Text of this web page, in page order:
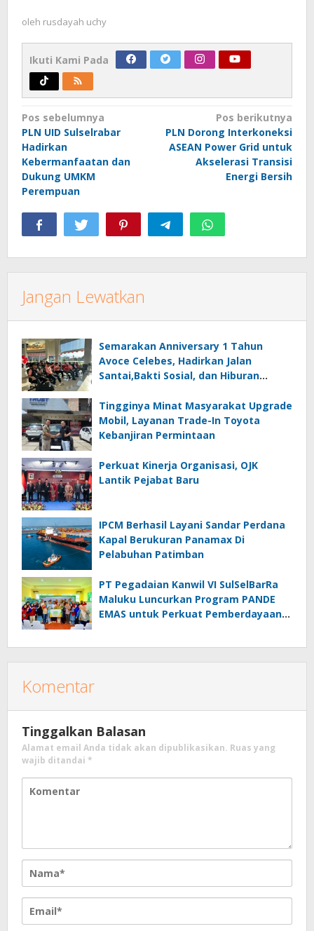
oleh rusdayah uchy
Ikuti Kami Pada
Navigasi
pos
Pos sebelumnya
PLN UID Sulselrabar
Hadirkan
Kebermanfaatan dan
Dukung UMKM
Perempuan
Pos berikutnya
PLN Dorong Interkoneksi
ASEAN Power Grid untuk
Akselerasi Transisi
Energi Bersih
Jangan Lewatkan
Semarakan Anniversary 1 Tahun
Avoce Celebes, Hadirkan Jalan
Santai,Bakti Sosial, dan Hiburan
Tingginya Minat Masyarakat Upgrade
Mobil, Layanan Trade-In Toyota
Kebanjiran Permintaan
Perkuat Kinerja Organisasi, OJK
Lantik Pejabat Baru
IPCM Berhasil Layani Sandar Perdana
Kapal Berukuran Panamax Di
Pelabuhan Patimban
PT Pegadaian Kanwil VI SulSelBarRa
Maluku Luncurkan Program PANDE
EMAS untuk Perkuat Pemberdayaan
Komentar
Tinggalkan Balasan
Alamat email Anda tidak akan dipublikasikan. Ruas yang
wajib ditandai *